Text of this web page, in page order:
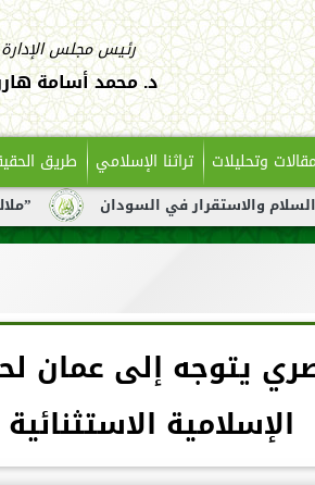
رئيس مجلس الإدارة
د. محمد أسامة
مقالات وتحليلات تراثنا الإسلامي طريق
”ملاك الخير” في السودان
يتوجه إلى عمان
الإسلامية الاستثنائية